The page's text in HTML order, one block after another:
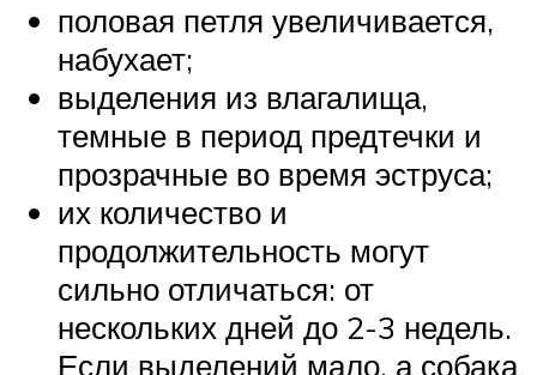
половая петля увеличивается,
набухает;
выделения из влагалища,
темные в период предтечки и
прозрачные во время эструса;
их количество и
продолжительность могут
сильно отличаться: от
нескольких дней до 2-3 недель.
Если выделений мало, а собака